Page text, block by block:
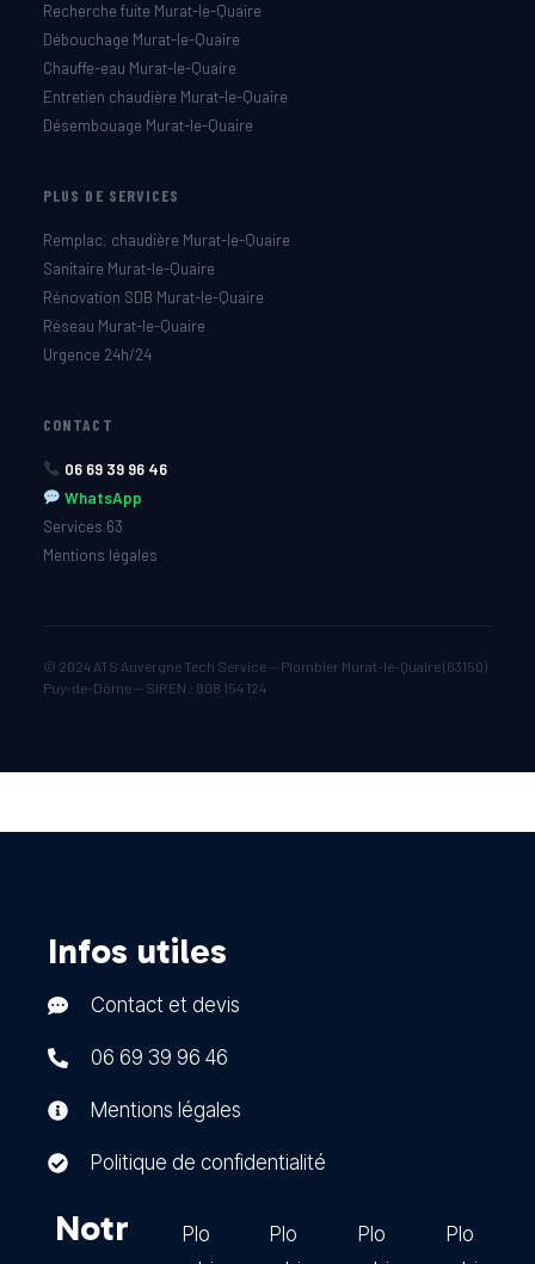
Recherche fuite Murat-le-Quaire
Débouchage Murat-le-Quaire
Chauffe-eau Murat-le-Quaire
Entretien chaudière Murat-le-Quaire
Désembouage Murat-le-Quaire
PLUS DE SERVICES
Remplac. chaudière Murat-le-Quaire
Sanitaire Murat-le-Quaire
Rénovation SDB Murat-le-Quaire
Réseau Murat-le-Quaire
Urgence 24h/24
CONTACT
06 69 39 96 46
WhatsApp
Services 63
Mentions légales
© 2024 ATS Auvergne Tech Service — Plombier Murat-le-Quaire (63150)
Puy-de-Dôme — SIREN : 808 154 124
Infos utiles
Contact et devis
06 69 39 96 46
Mentions légales
Politique de confidentialité
Notr
Plo
Plo
Plo
Plo